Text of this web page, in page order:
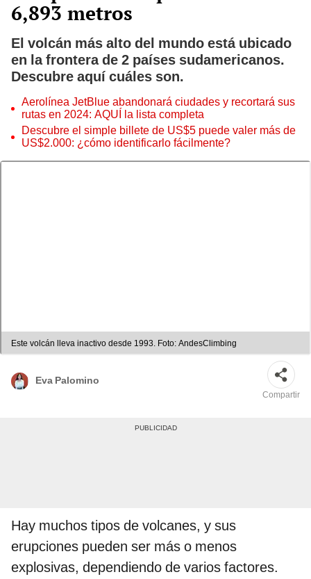
6,893 metros
El volcán más alto del mundo está ubicado
en la frontera de 2 países sudamericanos.
Descubre aquí cuáles son.
Aerolínea JetBlue abandonará ciudades y recortará sus
rutas en 2024: AQUÍ la lista completa
Descubre el simple billete de US$5 puede valer más de
US$2.000: ¿cómo identificarlo fácilmente?
Este volcán lleva inactivo desde 1993. Foto: AndesClimbing
Eva Palomino
Compartir
Hay muchos tipos de volcanes, y sus
erupciones pueden ser más o menos
explosivas, dependiendo de varios factores.